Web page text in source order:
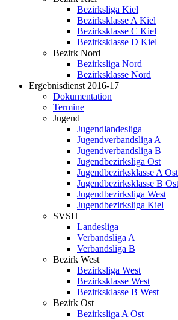
Bezirksliga Kiel
Bezirksklasse A Kiel
Bezirksklasse C Kiel
Bezirksklasse D Kiel
Bezirk Nord
Bezirksliga Nord
Bezirksklasse Nord
Ergebnisdienst 2016-17
Dokumentation
Termine
Jugend
Jugendlandesliga
Jugendverbandsliga A
Jugendverbandsliga B
Jugendbezirksliga Ost
Jugendbezirksklasse A Ost
Jugendbezirksklasse B Ost
Jugendbezirksliga West
Jugendbezirksliga Kiel
SVSH
Landesliga
Verbandsliga A
Verbandsliga B
Bezirk West
Bezirksliga West
Bezirksklasse West
Bezirksklasse B West
Bezirk Ost
Bezirksliga A Ost